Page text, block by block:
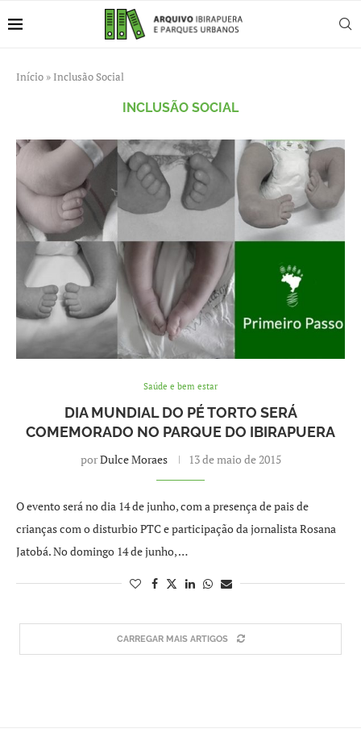
Início » Inclusão Social
INCLUSÃO SOCIAL
Saúde e bem estar
DIA MUNDIAL DO PÉ TORTO SERÁ
COMEMORADO NO PARQUE DO IBIRAPUERA
porDulce Moraes 13 de maio de 2015
O evento será no dia 14 de junho, com a presença de pais de
crianças com o disturbio PTC e participação da jornalista Rosana
Jatobá. No domingo 14 de junho, …
CARREGAR MAIS ARTIGOS